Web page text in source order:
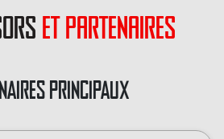
et partenaires
PRINCIPAUX